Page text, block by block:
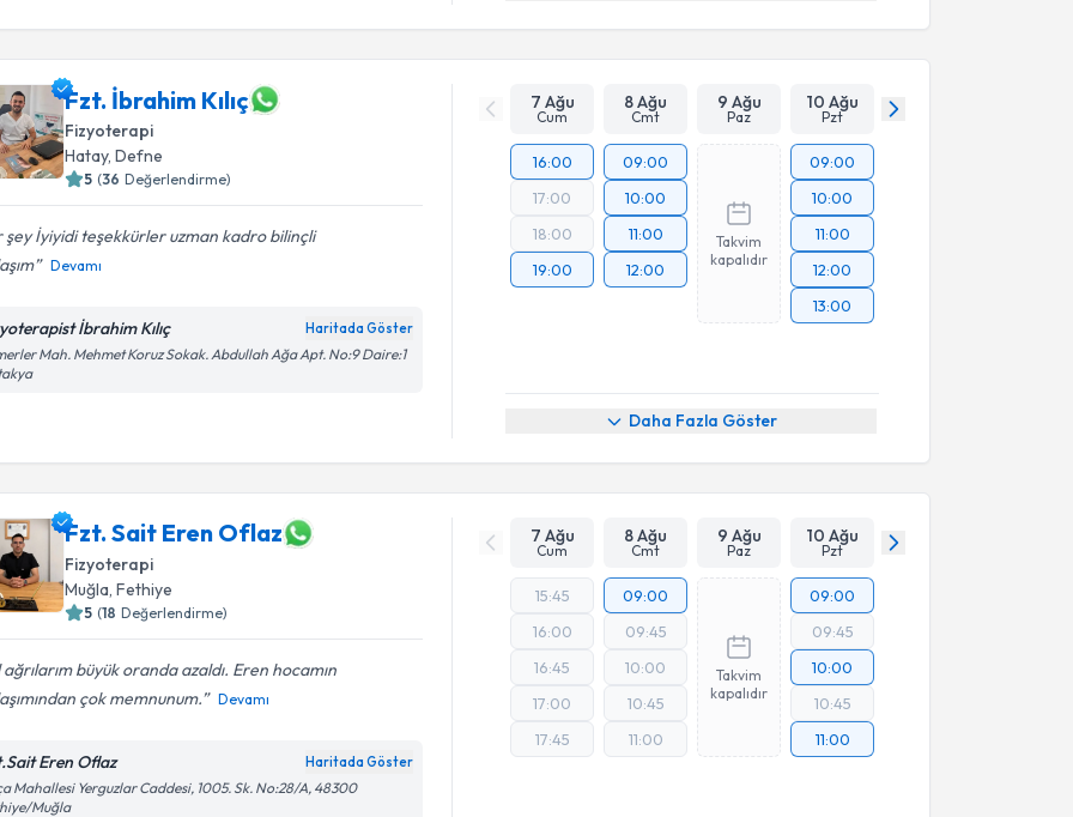
Fzt. İbrahim Kılıç
Fizyoterapi
Hatay,Defne
5 (36 Değerlendirme)
şey İyiyidi teşekkürler uzman kadro bilinçli
Devamı
İbrahim Kılıç Haritada Göster
Mah. Mehmet Koruz Sokak. Abdullah Ağa Apt. No:9 Daire:1
7 Ağu
Cum
8 Ağu
Cmt
9 Ağu
Paz
10 Ağu
Pzt
16:00
17:00
18:00
19:00
09:00
10:00
11:00
12:00
Takvim
kapalıdır
09:00
10:00
11:00
12:00
13:00
Daha Fazla Göster
Fzt. Sait Eren Oflaz
Fizyoterapi
Muğla ,Fethiye
5 (18 Değerlendirme)
büyük oranda azaldı. Eren hocamın
çok memnunum.
Devamı
Eren Oflaz Haritada Göster
Mahallesi Yerguzlar Caddesi, 1005. Sk. No:28/A, 48300
Muğla
7 Ağu
Cum
8 Ağu
Cmt
9 Ağu
Paz
10 Ağu
Pzt
15:45
16:00
16:45
17:00
17:45
09:00
09:45
10:00
10:45
11:00
Takvim
kapalıdır
09:00
09:45
10:00
10:45
11:00